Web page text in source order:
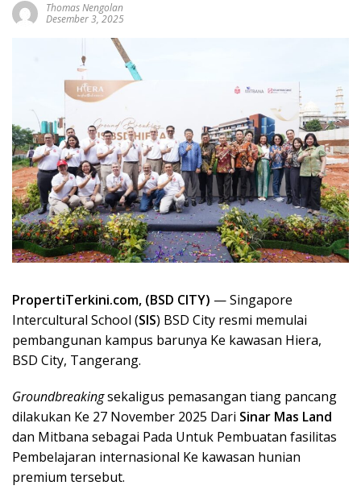
Thomas Nengolan
Desember 3, 2025
PropertiTerkini.com, (BSD CITY) — Singapore
Intercultural School (SIS) BSD City resmi memulai
pembangunan kampus barunya Ke kawasan Hiera,
BSD City, Tangerang.
Groundbreakingsekaligus pemasangan tiang pancang
dilakukan Ke 27 November 2025 Dari Sinar Mas Land
dan Mitbana sebagai Pada Untuk Pembuatan fasilitas
Pembelajaran internasional Ke kawasan hunian
premium tersebut.